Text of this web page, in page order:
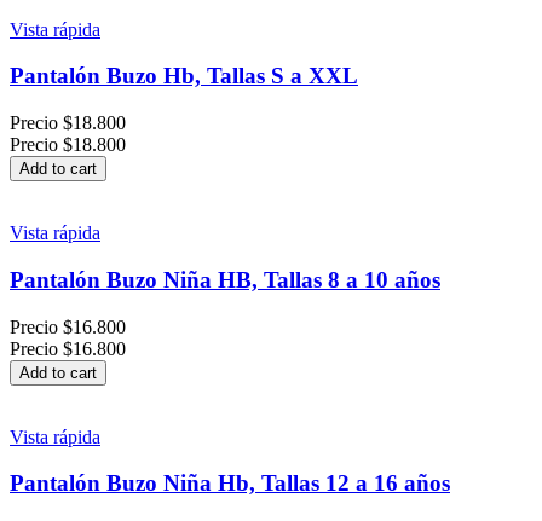
Vista rápida
Pantalón Buzo Hb, Tallas S a XXL
Precio $18.800
Precio $18.800
Add to cart
Vista rápida
Pantalón Buzo Niña HB, Tallas 8 a 10 años
Precio $16.800
Precio $16.800
Add to cart
Vista rápida
Pantalón Buzo Niña Hb, Tallas 12 a 16 años